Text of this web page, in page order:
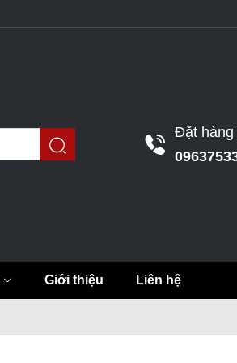
Đặt hàng
Giới thiệu Liên hệ